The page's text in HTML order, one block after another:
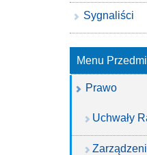
Sygnaliści
Menu
Prawo
Uchwały